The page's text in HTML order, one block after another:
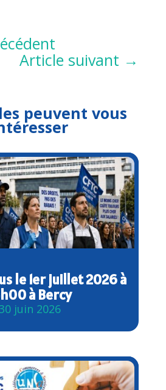
Article suivant →
peuvent vous
le 1er juillet 2026 à
à Bercy
juin 2026